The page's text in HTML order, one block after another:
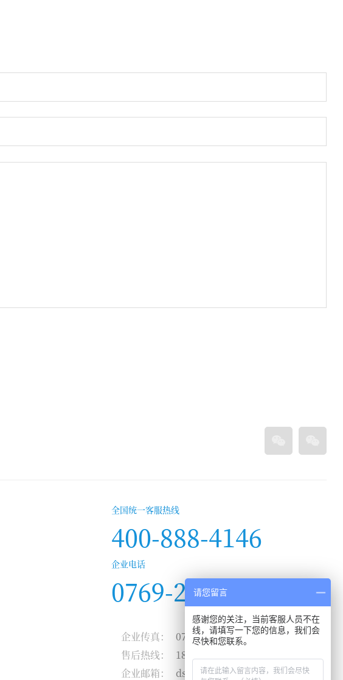
全国统一客服热线
400-888-4146
企业电话
0769-22867596
企业传真：
0769-28056783
售后热线：
186-6646-8509
企业邮箱：
ds@dgdeshang.com.cn
请您留言
感谢您的关注，当前客服人员不在
线，请填写一下您的信息，我们会
尽快和您联系。